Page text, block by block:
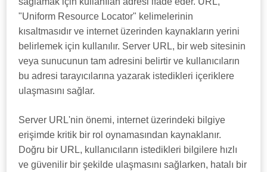
"Uniform Resource Locator" kelimelerinin
kısaltmasıdır ve internet üzerinden kaynakların yerini
belirlemek için kullanılır. Server URL, bir web sitesinin
veya sunucunun tam adresini belirtir ve kullanıcıların
bu adresi tarayıcılarına yazarak istedikleri içeriklere
ulaşmasını sağlar.
Server URL'nin önemi, internet üzerindeki bilgiye
erişimde kritik bir rol oynamasından kaynaklanır.
Doğru bir URL, kullanıcıların istedikleri bilgilere hızlı
ve güvenilir bir şekilde ulaşmasını sağlarken, hatalı bir